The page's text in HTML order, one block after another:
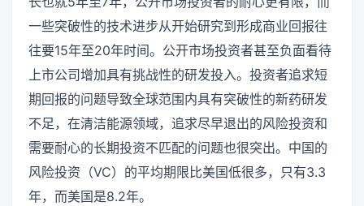
一些突破性的技术进步从开始研究到形成商业回报往
往要15年至20年时间。公开市场投资者甚至负面看待
上市公司增加具有挑战性的研发投入。投资者追求短
期回报的问题导致全球范围内具有突破性的新药研发
不足，在清洁能源领域，追求尽早退出的风险投资和
需要耐心的长期投资不匹配的问题也很突出。中国的
风险投资（VC）的平均期限比美国低很多，只有3.3
年，而美国是8.2年。